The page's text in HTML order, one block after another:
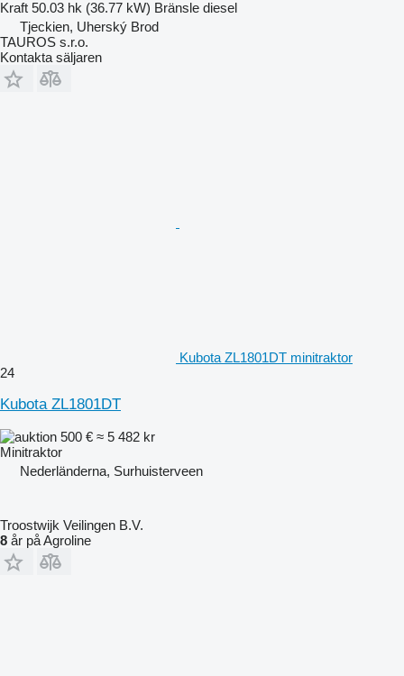
Kraft 50.03 hk (36.77 kW) Bränsle diesel
Tjeckien, Uherský Brod
TAUROS s.r.o.
Kontakta säljaren
Kubota ZL1801DT minitraktor
24
Kubota ZL1801DT
500 € ≈ 5 482 kr
Minitraktor
Nederländerna, Surhuisterveen
Troostwijk Veilingen B.V.
8 år på Agroline